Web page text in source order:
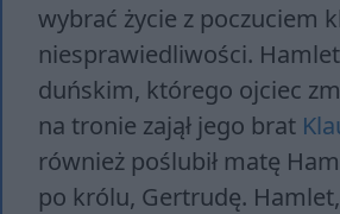
wybrać życie z poczuciem
niesprawiedliwości.
duńskim, którego ojciec
na tronie zajął jego brat
również poślubił matę
po królu, Gertrudę.